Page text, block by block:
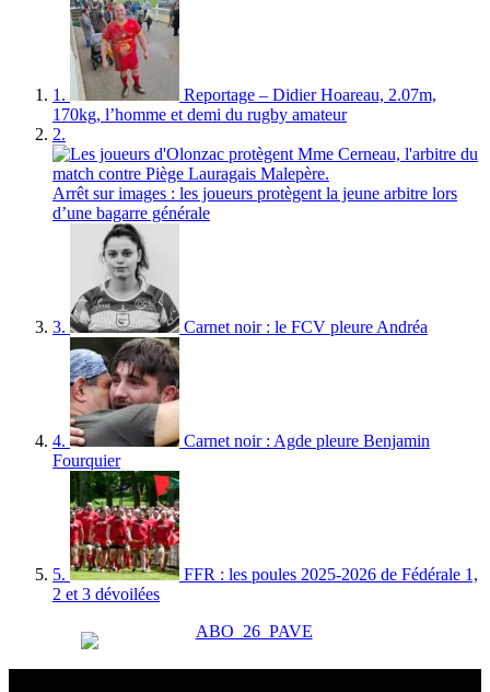
1.
Reportage – Didier Hoareau, 2.07m,
170kg, l’homme et demi du rugby amateur
2.
Arrêt sur images : les joueurs protègent la jeune arbitre lors
d’une bagarre générale
3. Carnet noir : le FCV pleure Andréa
4.
Carnet noir : Agde pleure Benjamin
Fourquier
5.
FFR : les poules 2025-2026 de Fédérale 1,
2 et 3 dévoilées